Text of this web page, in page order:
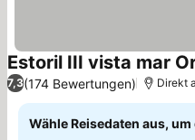
Estoril III vista mar
7,3(174 Bewertungen) Direkt
Wähle Reisedaten aus,